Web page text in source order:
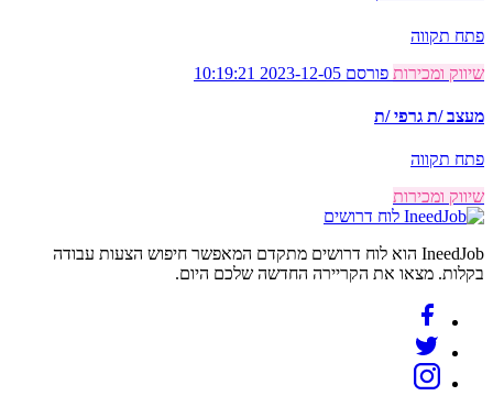
פתח תקווה
שיווק ומכירות פורסם 2023-12-05 10:19:21
מעצב /ת גרפי /ת
פתח תקווה
שיווק ומכירות
לוח דרושים
IneedJob הוא לוח דרושים מתקדם המאפשר חיפוש הצעות עבודה
בקלות. מצאו את הקריירה החדשה שלכם היום.